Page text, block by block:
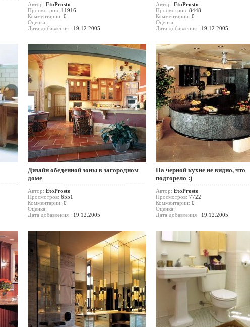
Автор: EtoProsto
Просмотров: 11916
Комментарии: 0
Оценка:
Дата добавления : 19.12.2005
Автор: EtoProsto
Просмотров: 8448
Комментарии: 0
Оценка:
Дата добавления : 19.12.2005
Дизайн обеденной зоны в загородном
доме
Автор: EtoProsto
Просмотров: 6551
Комментарии: 0
Оценка:
Дата добавления : 19.12.2005
На черной кухне не видно, что
подгорело :)
Автор: EtoProsto
Просмотров: 7722
Комментарии: 0
Оценка:
Дата добавления : 19.12.2005